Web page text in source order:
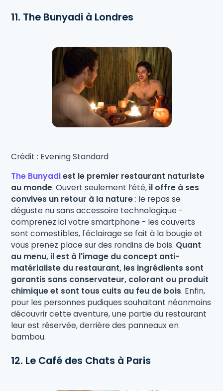
11. The Bunyadi à Londres
Crédit : Evening Standard
The Bunyadiest le premier restaurant naturiste
au monde. Ouvert seulement l’été, il offre à ses
convives un retour à la nature: le repas se
déguste nu sans accessoire technologique -
comprenez ici votre smartphone - les couverts
sont comestibles, l'éclairage se fait à la bougie et
vous prenez place sur des rondins de bois. Quant
au menu, il est à l'image du concept anti-
matérialiste du restaurant, les ingrédients sont
garantis sans conservateur, colorant ou produit
chimique et sont tous cuits au feu de bois. Enfin,
pour les personnes pudiques souhaitant néanmoins
découvrir cette aventure, une partie du restaurant
leur est réservée, derrière des panneaux en
bambou.
12. Le Café des Chats à Paris